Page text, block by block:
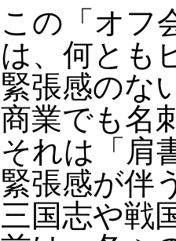
この「オフ
は、何とも
緊張感のな
商業でも名
それは「肩
緊張感が伴
三国志や戦